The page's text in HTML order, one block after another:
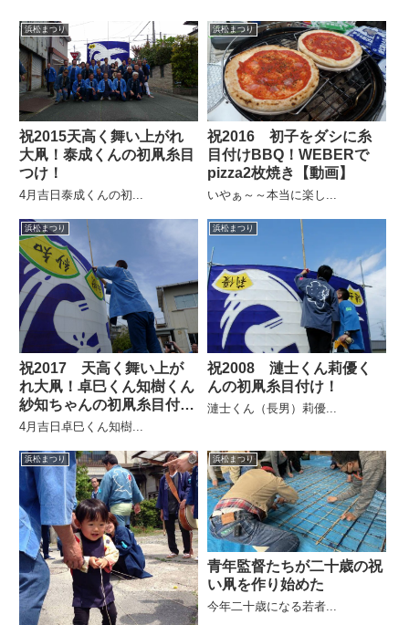
浜松まつり
祝2015天高く舞い上がれ
大凧！泰成くんの初凧糸目
つけ！
4月吉日泰成くんの初...
浜松まつり
祝2016 初子をダシに糸
目付けBBQ！WEBERで
pizza2枚焼き【動画】
いやぁ～～本当に楽し...
浜松まつり
祝2017 天高く舞い上が
れ大凧！卓巳くん知樹くん
紗知ちゃんの初凧糸目付
け！
4月吉日卓巳くん知樹...
浜松まつり
祝2008 漣士くん莉優く
んの初凧糸目付け！
漣士くん（長男）莉優...
浜松まつり 浜松まつり
青年監督たちが二十歳の祝
い凧を作り始めた
今年二十歳になる若者...